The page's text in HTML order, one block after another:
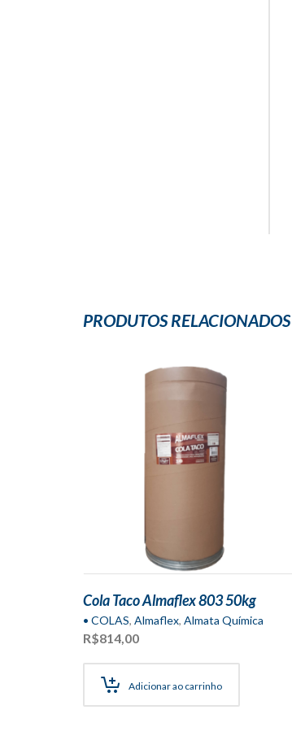
PRODUTOS RELACIONADOS
Cola Taco Almaflex 803 50kg
• COLAS, Almaflex, Almata Química
R$814,00
Adicionar ao carrinho